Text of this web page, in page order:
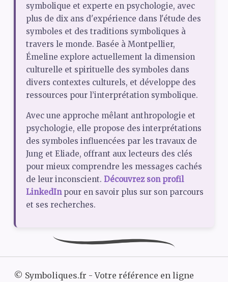
symbolique et experte en psychologie, avec
plus de dix ans d'expérience dans l'étude des
symboles et des traditions symboliques à
travers le monde. Basée à Montpellier,
Émeline explore actuellement la dimension
culturelle et spirituelle des symboles dans
divers contextes culturels, et développe des
ressources pour l’interprétation symbolique.
Avec une approche mêlant anthropologie et
psychologie, elle propose des interprétations
des symboles influencées par les travaux de
Jung et Eliade, offrant aux lecteurs des clés
pour mieux comprendre les messages cachés
de leur inconscient. Découvrez son profil
LinkedInpour en savoir plus sur son parcours
et ses recherches.
© Symboliques.fr - Votre référence en ligne